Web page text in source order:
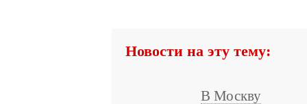
Новости на эту тему:
В Москву